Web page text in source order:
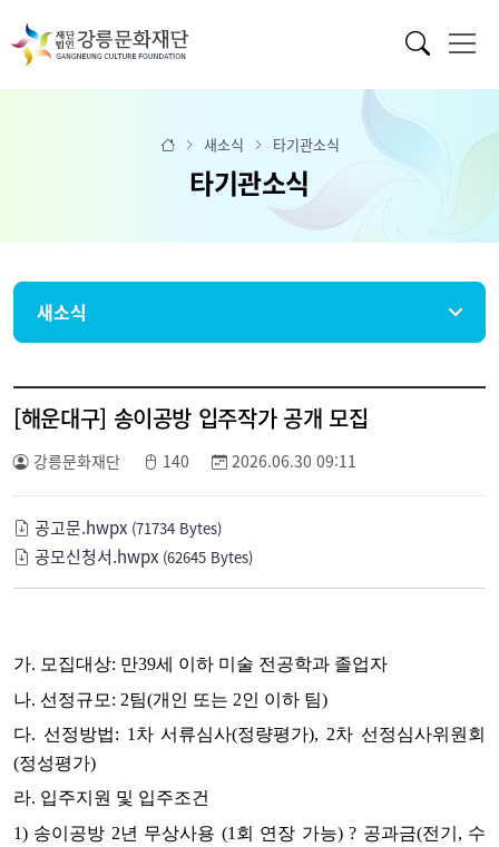
새소식 타기관소식
타기관소식
새소식
[해운대구] 송이공방 입주작가 공개 모집
강릉문화재단 140 2026.06.30 09:11
공고문.hwpx (71734 Bytes)
공모신청서.hwpx (62645 Bytes)
가. 모집대상: 만39세 이하 미술 전공학과 졸업자
나. 선정규모: 2팀(개인 또는 2인 이하 팀)
다. 선정방법: 1차 서류심사(정량평가), 2차 선정심사위원회
(정성평가)
라. 입주지원 및 입주조건
1) 송이공방 2년 무상사용 (1회 연장 가능) ? 공과금(전기, 수